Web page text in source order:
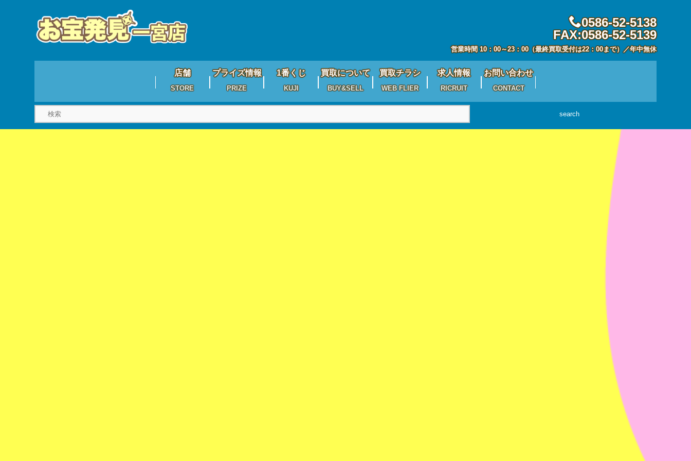
0586-52-5138
FAX:0586-52-5139
営業時間 10：00～23：00（最終買取受付は22：00まで）／年中無休
店舗
STORE
プライズ情報
PRIZE
1番くじ
KUJI
買取について
BUY&SELL
買取チラシ
WEB FLIER
求人情報
RICRUIT
お問い合わせ
CONTACT
search